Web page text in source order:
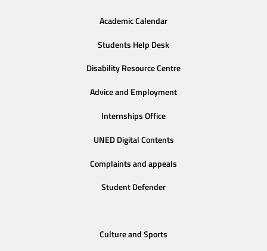
Academic Calendar
Students Help Desk
Disability Resource Centre
Advice and Employment
Internships Office
UNED Digital Contents
Complaints and appeals
Student Defender
Culture and Sports